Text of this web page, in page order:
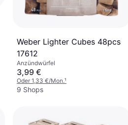
Weber Lighter Cubes 48pcs
17612
Anzündwürfel
3,99 €
Oder 1,33 €/Mon.¹
9 Shops